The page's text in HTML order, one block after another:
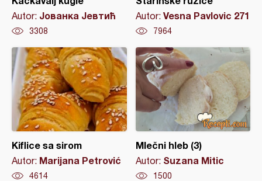
Autor: Јованка Јевтић
3308
Autor: Vesna Pavlovic 271
7964
Kiflice sa sirom
Autor: Marijana Petrović
4614
Mlečni hleb (3)
Autor: Suzana Mitic
1500